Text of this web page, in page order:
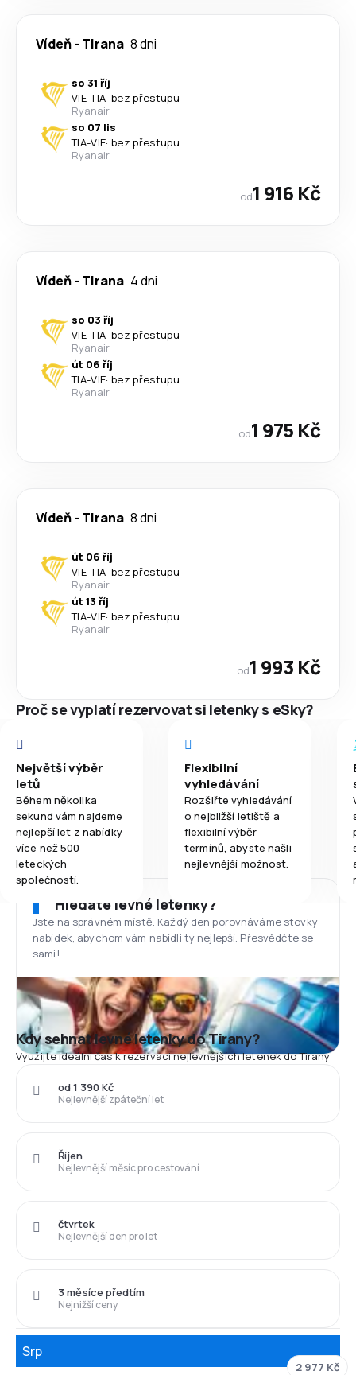
Vídeň- Tirana 8 dni
so 31 říj
VIE-TIA· bez přestupu
Ryanair
so 07 lis
TIA-VIE· bez přestupu
Ryanair
od1 916 Kč
Vídeň- Tirana 4 dni
so 03 říj
VIE-TIA· bez přestupu
Ryanair
út 06 říj
TIA-VIE· bez přestupu
Ryanair
od1 975 Kč
Vídeň- Tirana 8 dni
út 06 říj
VIE-TIA· bez přestupu
Ryanair
út 13 říj
TIA-VIE· bez přestupu
Ryanair
od1 993 Kč
Proč se vyplatí rezervovat si letenky s eSky?
Největší výběr
letů
Během několika
sekund vám najdeme
nejlepší let z nabídky
více než 500
leteckých
společností.
Flexibilní
vyhledávání
Rozšiřte vyhledávání
o nejbližší letiště a
flexibilní výběr
termínů, abyste našli
nejlevnější možnost.
Hledáte levné letenky?
Jste na správném místě. Každý den porovnáváme stovky
nabídek, abychom vám nabídli ty nejlepší. Přesvědčte se
sami!
Kdy sehnat levné letenky do Tirany?
Využijte ideální čas k rezervaci nejlevnějších letenek do Tirany
Nejlevnější zpáteční let
od 1 390 Kč
Nejlevnější měsíc pro cestování
Říjen
Nejlevnější den pro let
čtvrtek
Nejnižší ceny
3 měsíce předtím
Srp
2 977 Kč